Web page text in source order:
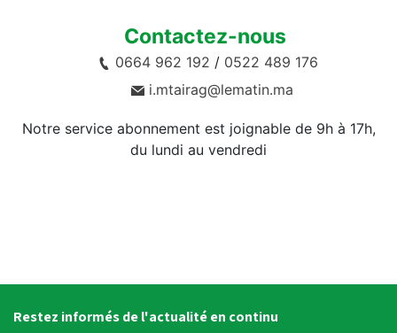
Contactez-nous
0664 962 192 / 0522 489 176
i.mtairag@lematin.ma
Notre service abonnement est joignable de 9h à 17h,
du lundi au vendredi
Restez informés de l'actualité en continu